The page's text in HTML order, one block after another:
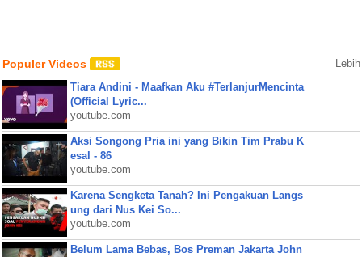
Populer Videos Lebih
Tiara Andini - Maafkan Aku #TerlanjurMencinta
(Official Lyric...
youtube.com
Aksi Songong Pria ini yang Bikin Tim Prabu K
esal - 86
youtube.com
Karena Sengketa Tanah? Ini Pengakuan Langs
ung dari Nus Kei So...
youtube.com
Belum Lama Bebas, Bos Preman Jakarta John